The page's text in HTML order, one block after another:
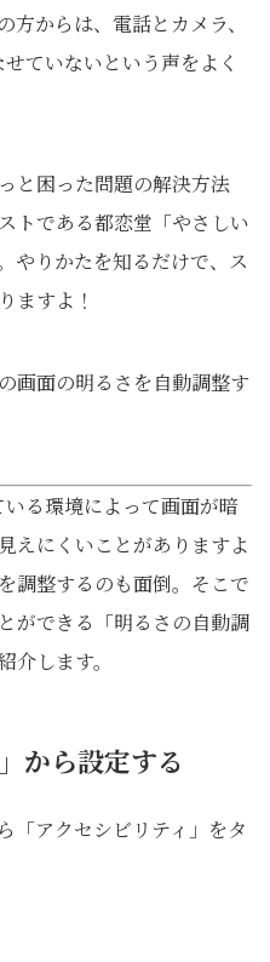
からは、電話とカメラ、
ていないという声をよく
と困った問題の解決方法
トである都恋堂「やさしい
やりかたを知るだけで、ス
ますよ！
画面の明るさを自動調整す
る環境によって画面が暗
えにくいことがありますよ
調整するのも面倒。そこで
ができる「明るさの自動調
します。
から設定する
「アクセシビリティ」をタ